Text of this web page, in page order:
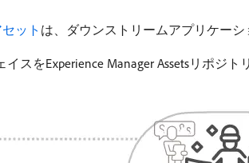
ット は、ダウンストリームアプリケーシ
スをExperience Manager Assetsリポジ